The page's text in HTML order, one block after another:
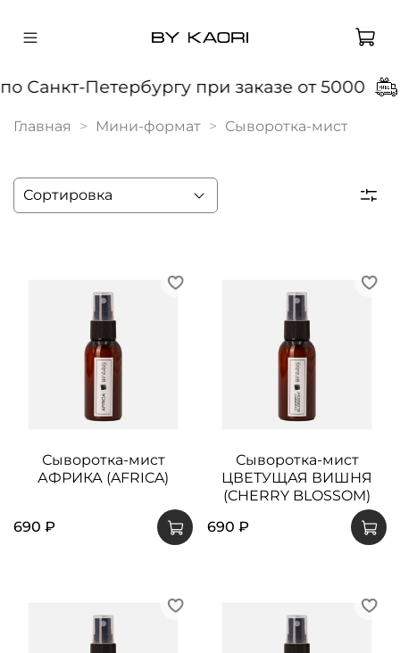
Санкт-Петербургу при заказе от 5000
Главная Мини-формат Сыворотка-мист
Сыворотка-мист
АФРИКА (AFRICA)
690 ₽
Сыворотка-мист
ЦВЕТУЩАЯ ВИШНЯ
(CHERRY BLOSSOM)
690 ₽